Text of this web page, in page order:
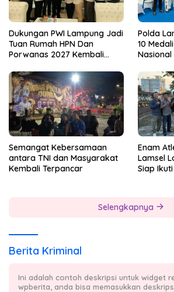
Dukungan PWI Lampung Jadi
Tuan Rumah HPN Dan
Porwanas 2027 Kembali
Pol.Rudi Setiawan
Polda
10
Semangat Kebersamaan
antara TNI dan Masyarakat
Kembali Terpancar
Enam
Lamsel
Siap
Selengkapnya
Berita Kriminal
Ini adalah contoh deskripsi untuk widget
wpberita, anda bisa memasukkan